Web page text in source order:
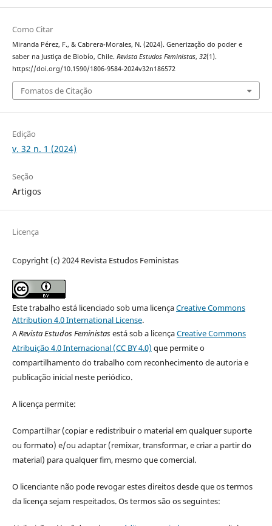
Como Citar
Miranda Pérez, F., & Cabrera-Morales, N. (2024). Generização do poder e
saber na Justiça de Biobío, Chile. Revista Estudos Feministas, 32(1).
https://doi.org/10.1590/1806-9584-2024v32n186572
Fomatos de Citação
Edição
v. 32 n. 1 (2024)
Seção
Artigos
Licença
Copyright (c) 2024 Revista Estudos Feministas
Este trabalho está licenciado sob uma licençaCreative Commons
Attribution 4.0 International License.
ARevista Estudos Feministasestá sob a licençaCreative Commons
Atribuição 4.0 Internacional (CC BY 4.0) que permite o
compartilhamento do trabalho com reconhecimento de autoria e
publicação inicial neste periódico.
A licença permite:
Compartilhar (copiar e redistribuir o material em qualquer suporte
ou formato) e/ou adaptar (remixar, transformar, e criar a partir do
material) para qualquer fim, mesmo que comercial.
O licenciante não pode revogar estes direitos desde que os termos
da licença sejam respeitados. Os termos são os seguintes: